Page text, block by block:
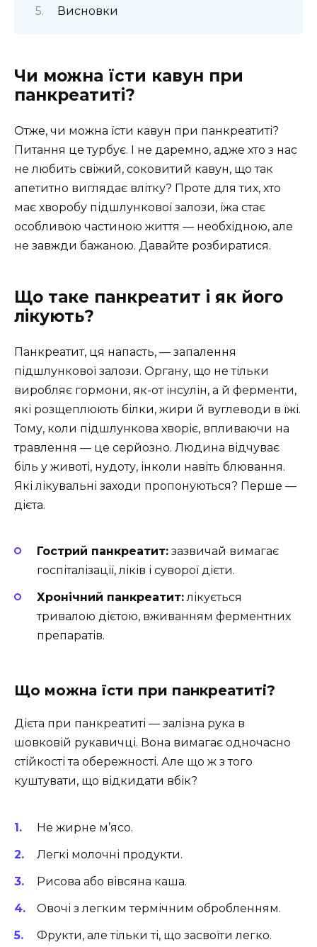
Висновки
Чи можна їсти кавун при
панкреатиті?
Отже, чи можна їсти кавун при панкреатиті?
Питання це турбує. І не даремно, адже хто з нас
не любить свіжий, соковитий кавун, що так
апетитно виглядає влітку? Проте для тих, хто
має хворобу підшлункової залози, їжа стає
особливою частиною життя — необхідною, але
не завжди бажаною. Давайте розбиратися.
Що таке панкреатит і як його
лікують?
Панкреатит, ця напасть, — запалення
підшлункової залози. Органу, що не тільки
виробляє гормони, як-от інсулін, а й ферменти,
які розщеплюють білки, жири й вуглеводи в їжі.
Тому, коли підшлункова хворіє, впливаючи на
травлення — це серйозно. Людина відчуває
біль у животі, нудоту, інколи навіть блювання.
Які лікувальні заходи пропонуються? Перше —
дієта.
Гострий панкреатит: зазвичай вимагає
госпіталізації, ліків і суворої дієти.
Хронічний панкреатит:лікується
тривалою дієтою, вживанням ферментних
препаратів.
Що можна їсти при панкреатиті?
Дієта при панкреатиті — залізна рука в
шовковій рукавичці. Вона вимагає одночасно
стійкості та обережності. Але що ж з того
куштувати, що відкидати вбік?
Не жирне м’ясо.
Легкі молочні продукти.
Рисова або вівсяна каша.
Овочі з легким термічним обробленням.
Фрукти, але тільки ті, що засвоїти легко.